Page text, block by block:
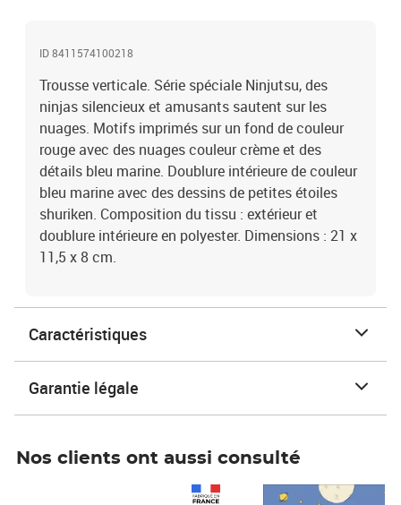
ID 8411574100218
Trousse verticale. Série spéciale Ninjutsu, des
ninjas silencieux et amusants sautent sur les
nuages. Motifs imprimés sur un fond de couleur
rouge avec des nuages couleur crème et des
détails bleu marine. Doublure intérieure de couleur
bleu marine avec des dessins de petites étoiles
shuriken. Composition du tissu : extérieur et
doublure intérieure en polyester. Dimensions : 21 x
11,5 x 8 cm.
Caractéristiques
Garantie légale
Nos clients ont aussi consulté
Prix 7,50€